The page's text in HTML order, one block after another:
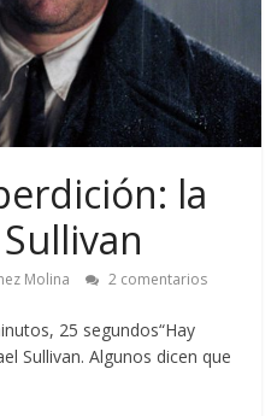
la
Molina 2 comentarios
25 segundos“Hay
Sullivan. Algunos dicen que